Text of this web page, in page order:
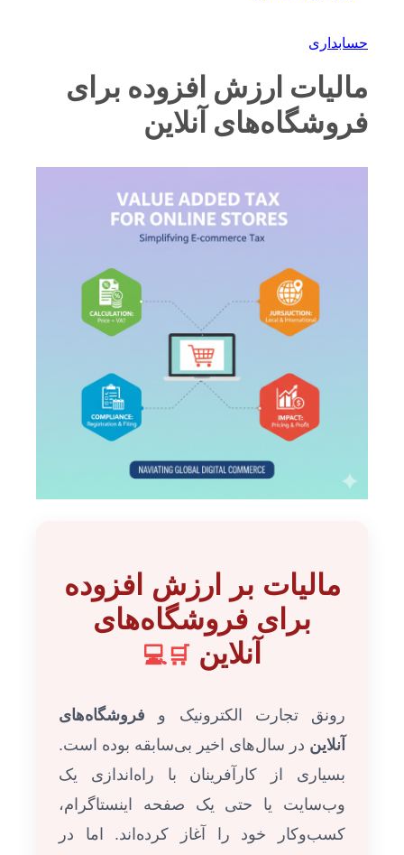
حسابداری
مالیات ارزش افزوده برای
فروشگاه‌های آنلاین
مالیات بر ارزش افزوده
برای فروشگاه‌های
آنلاین 🛒💻
رونق تجارت الکترونیک و فروشگاه‌های
آنلاین در سال‌های اخیر بی‌سابقه بوده است.
بسیاری از کارآفرینان با راه‌اندازی یک
وب‌سایت یا حتی یک صفحه اینستاگرام،
کسب‌وکار خود را آغاز کرده‌اند. اما در